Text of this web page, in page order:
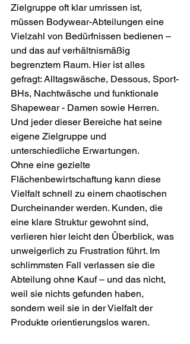
Zielgruppe oft klar umrissen ist,
müssen Bodywear-Abteilungen eine
Vielzahl von Bedürfnissen bedienen –
und das auf verhältnismäßig
begrenztem Raum. Hier ist alles
gefragt: Alltagswäsche, Dessous, Sport-
BHs, Nachtwäsche und funktionale
Shapewear - Damen sowie Herren.
Und jeder dieser Bereiche hat seine
eigene Zielgruppe und
unterschiedliche Erwartungen.
Ohne eine gezielte
Flächenbewirtschaftung kann diese
Vielfalt schnell zu einem chaotischen
Durcheinander werden. Kunden, die
eine klare Struktur gewohnt sind,
verlieren hier leicht den Überblick, was
unweigerlich zu Frustration führt. Im
schlimmsten Fall verlassen sie die
Abteilung ohne Kauf – und das nicht,
weil sie nichts gefunden haben,
sondern weil sie in der Vielfalt der
Produkte orientierungslos waren.